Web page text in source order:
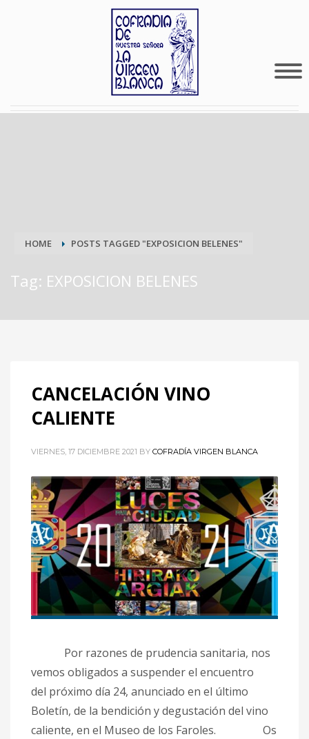
HOME POSTS TAGGED "EXPOSICION BELENES"
Tag: EXPOSICION BELENES
CANCELACIÓN VINO
CALIENTE
VIERNES, 17 DICIEMBRE 2021 BY COFRADÍA VIRGEN BLANCA
Por razones de prudencia sanitaria, nos
vemos obligados a suspender el encuentro
del próximo día 24, anunciado en el último
Boletín, de la bendición y degustación del vino
caliente, en el Museo de los Faroles. Os